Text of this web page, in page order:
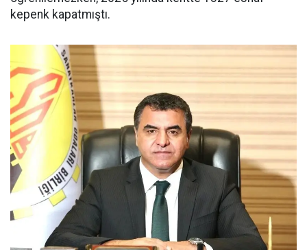
kepenk kapatmıştı.